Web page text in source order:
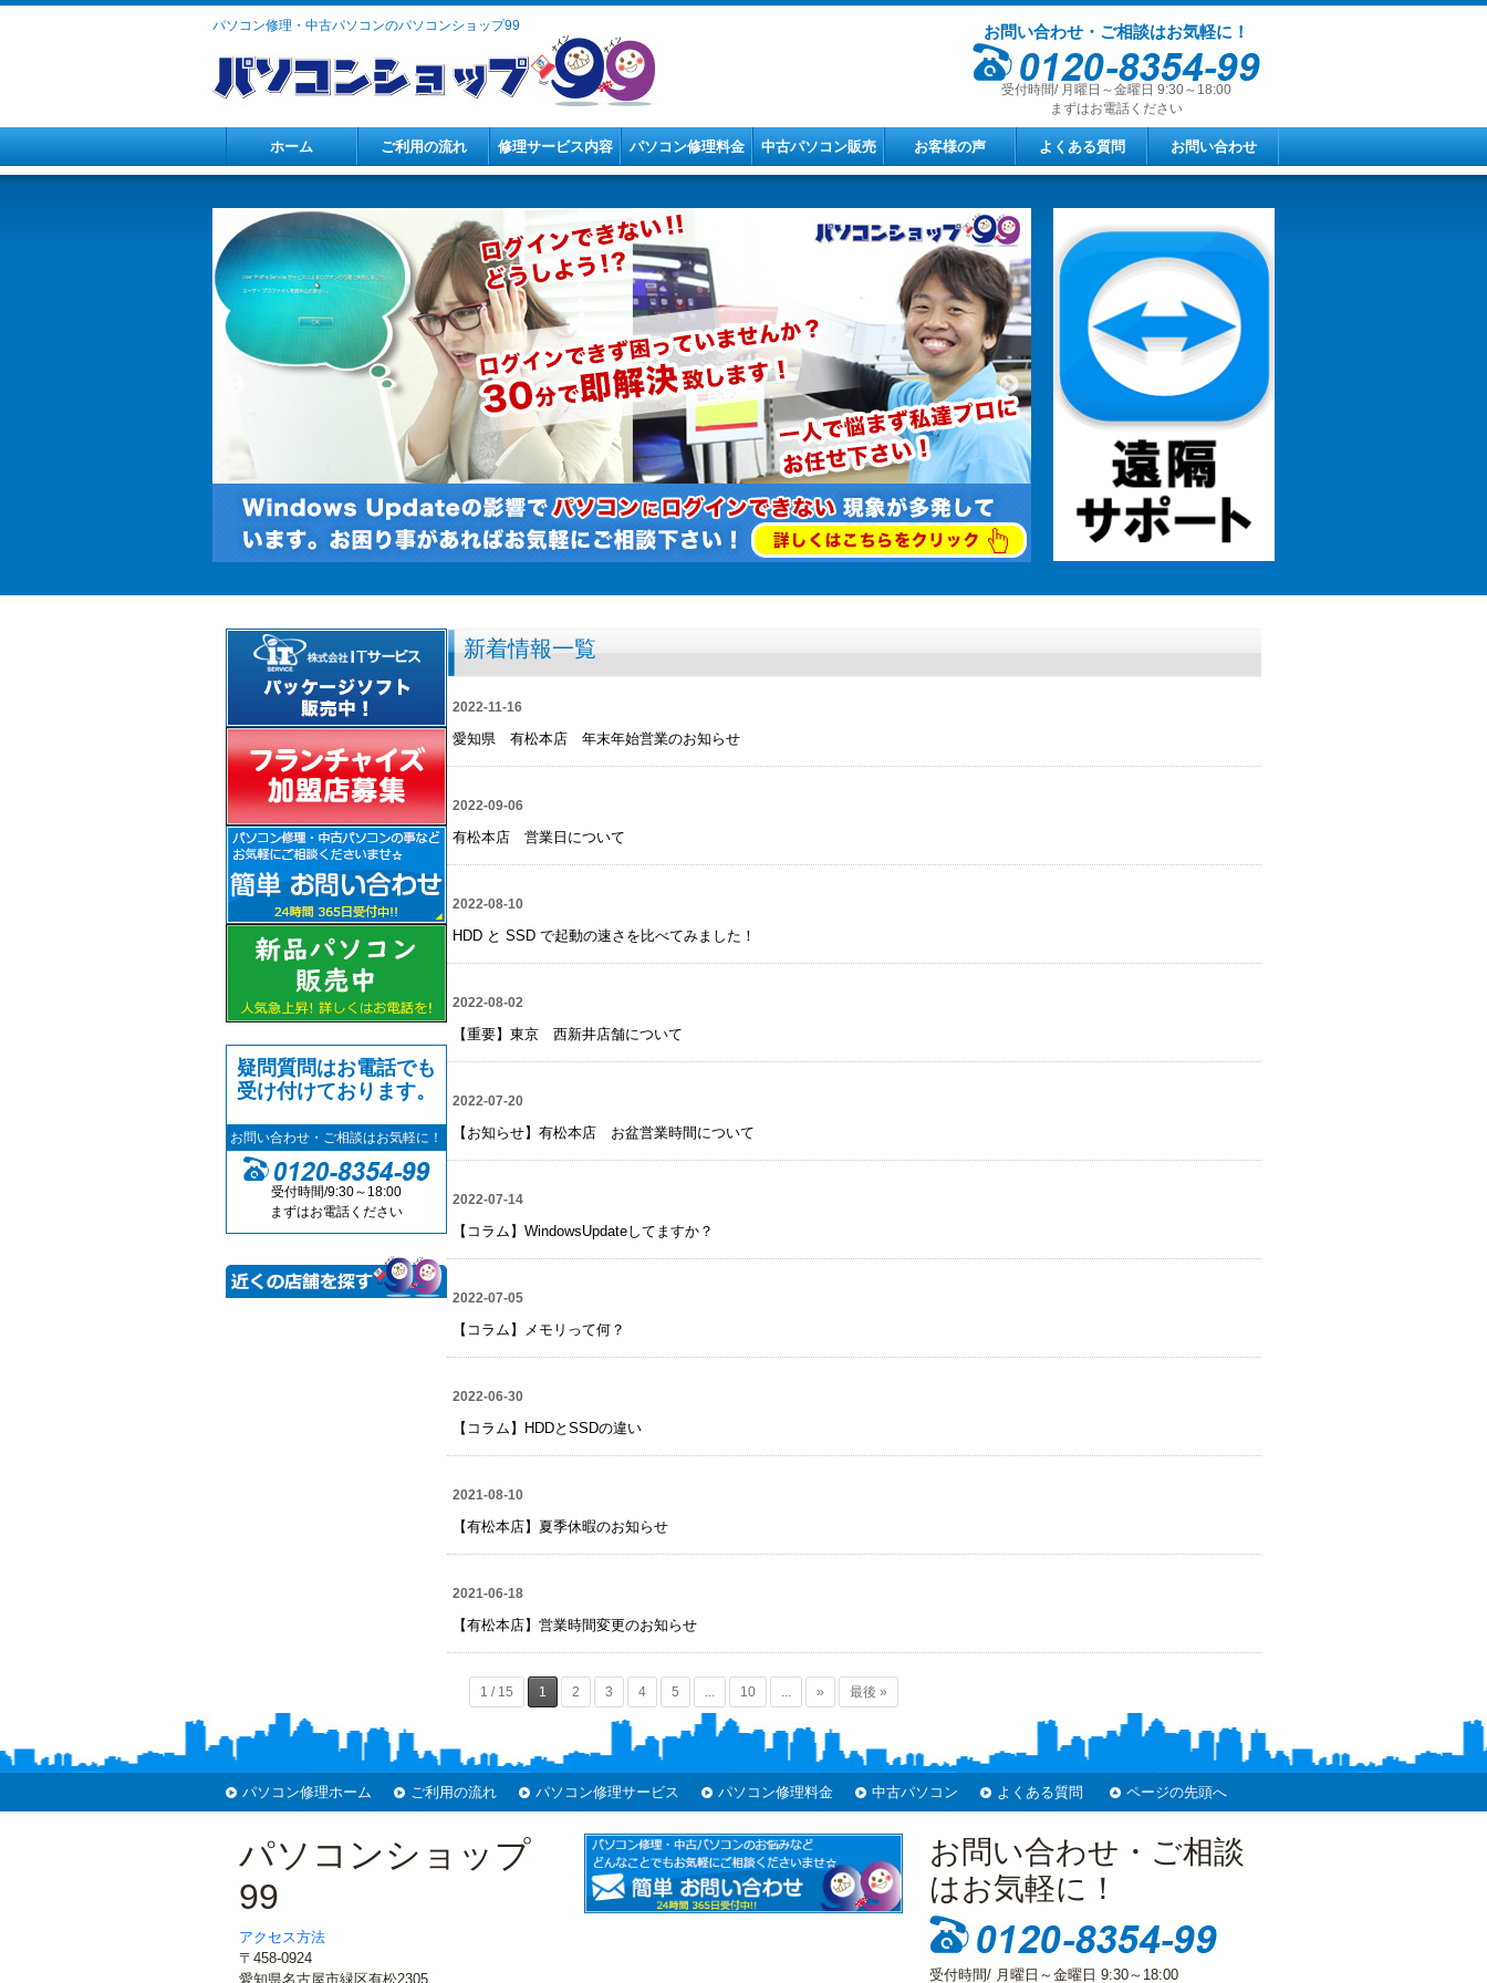
パソコン修理・中古パソコンのパソコンショップ99 お問い合わせ・ご相談はお気軽に！
受付時間/ 月曜日～金曜日 9:30～18:00
まずはお電話ください
ホーム ご利用の流れ 修理サービス内容 パソコン修理料金 中古パソコン販売 お客様の声 よくある質問 お問い合わせ
新着情報一覧
2022-11-16
愛知県 有松本店 年末年始営業のお知らせ
2022-09-06
有松本店 営業日について
2022-08-10
HDD と SSD で起動の速さを比べてみました！
2022-08-02
【重要】東京 西新井店舗について
2022-07-20
【お知らせ】有松本店 お盆営業時間について
2022-07-14
【コラム】WindowsUpdateしてますか？
2022-07-05
【コラム】メモリって何？
2022-06-30
【コラム】HDDとSSDの違い
2021-08-10
【有松本店】夏季休暇のお知らせ
2021-06-18
【有松本店】営業時間変更のお知らせ
1 / 15 1 2 3 4 5 ... 10 ... » 最後 »
疑問質問はお電話でも
受け付けております。
お問い合わせ・ご相談はお気軽に！
受付時間/9:30～18:00
まずはお電話ください
パソコン修理ホーム ご利用の流れ パソコン修理サービス パソコン修理料金 中古パソコン よくある質問 ページの先頭へ
パソコンショップ
99
アクセス方法
〒458-0924
愛知県名古屋市緑区有松2305
お問い合わせ・ご相談
はお気軽に！
受付時間/ 月曜日～金曜日 9:30～18:00